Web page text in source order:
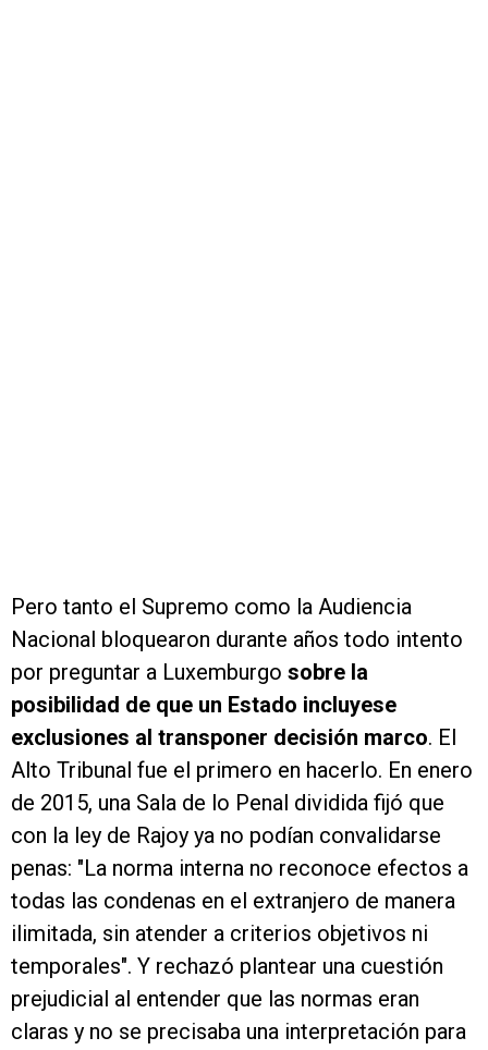
Pero tanto el Supremo como la Audiencia
Nacional bloquearon durante años todo intento
por preguntar a Luxemburgo sobre la
posibilidad de que un Estado incluyese
exclusiones al transponer decisión marco. El
Alto Tribunal fue el primero en hacerlo. En enero
de 2015, una Sala de lo Penal dividida fijó que
con la ley de Rajoy ya no podían convalidarse
penas: "La norma interna no reconoce efectos a
todas las condenas en el extranjero de manera
ilimitada, sin atender a criterios objetivos ni
temporales". Y rechazó plantear una cuestión
prejudicial al entender que las normas eran
claras y no se precisaba una interpretación para